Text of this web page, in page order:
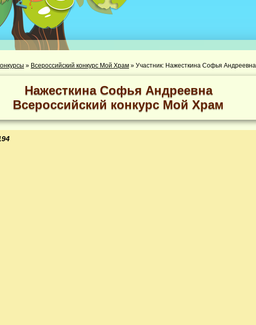
» Всероссийский конкурс Мой Храм » Участник: Нажесткина Софья Андреевна
Нажесткина Софья Андреевна
Всероссийский конкурс Мой Храм